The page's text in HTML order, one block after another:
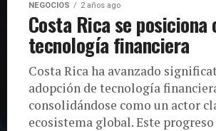
NEGOCIOS 2 años ago
Costa Rica se
tecnología financiera
Costa Rica ha avanzado
adopción de tecnología
consolidándose como un actor
ecosistema global. Este progreso